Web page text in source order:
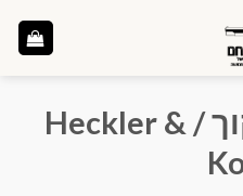
אקדח הקלר וקוך / Heckler &